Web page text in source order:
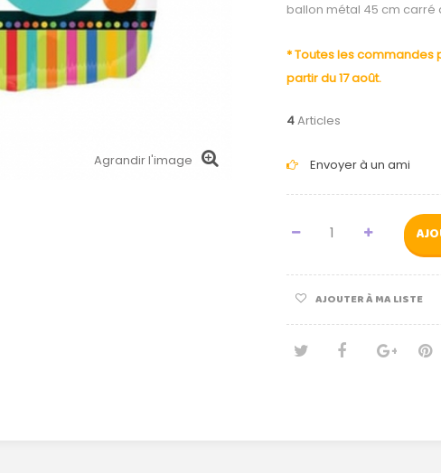
Agrandir l'image
ballon métal 45 cm
* Toutes les commandes
partir du 17 août.
4Articles
Envoyer à un ami
AJOUTER À MA LISTE